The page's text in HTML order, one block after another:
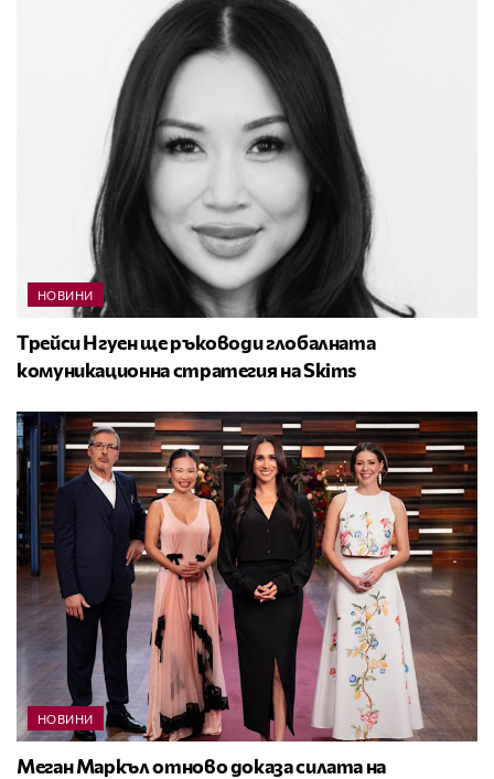
НОВИНИ
Трейси Нгуен ще ръководи глобалната
комуникационна стратегия на Skims
НОВИНИ
Меган Маркъл отново доказа силата на